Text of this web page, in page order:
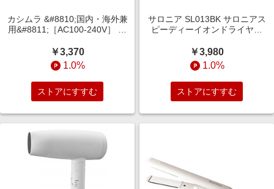
カシムラ &#8810;国内・海外兼
用&#8811;［AC100-240V］ マ
（650W［AC100V時］） TI-
171
￥3,370
1.0%
ストアにすすむ
サロニア SL013BK サロニアス
ピーディーイオンドライヤー
￥3,980
1.0%
ストアにすすむ